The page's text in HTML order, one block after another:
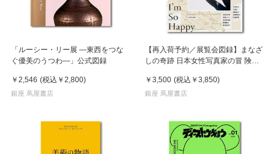
「ルーシー・リー展 ―東西をつな
ぐ優美のうつわ―」公式図録
￥2,546 (税込 ￥2,800)
銀座 蔦屋書店
【再入荷予約／展覧会図録】まなざ
しの奇跡 日本女性写真家の冒 険
￥3,500 (税込 ￥3,850)
銀座 蔦屋書店